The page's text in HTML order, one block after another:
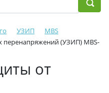
УЗИП
MBS
перенапряжений (УЗИП) MBS-
от